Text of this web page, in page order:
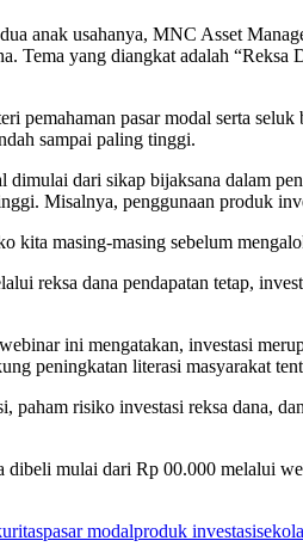
usahanya, MNC Asset
yang diangkat adalah
pemahaman pasar modal serta
sampai paling tinggi.
dari sikap bijaksana dalam
Misalnya, penggunaan produk
kita masing-masing sebelum
reksa dana pendapatan tetap,
ini mengatakan, investasi
peningkatan literasi masyarakat
risiko investasi reksa dana,
mulai dari Rp 00.000 melalui
pasar modalproduk investasi